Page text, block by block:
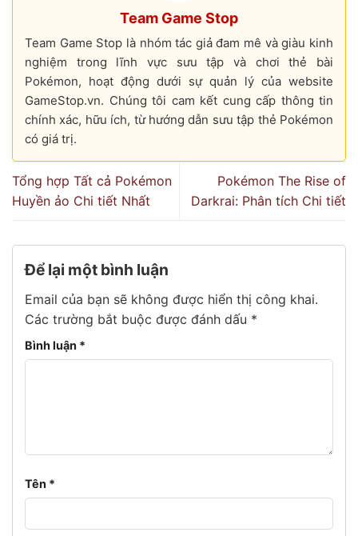
Team Game Stop
Team Game Stop là nhóm tác giả đam mê và giàu kinh
nghiệm trong lĩnh vực sưu tập và chơi thẻ bài
Pokémon, hoạt động dưới sự quản lý của website
GameStop.vn. Chúng tôi cam kết cung cấp thông tin
chính xác, hữu ích, từ hướng dẫn sưu tập thẻ Pokémon
có giá trị.
Tổng hợp Tất cả Pokémon
Huyền ảo Chi tiết Nhất
Pokémon The Rise of
Darkrai: Phân tích Chi tiết
Để lại một bình luận
Email của bạn sẽ không được hiển thị công khai.
Các trường bắt buộc được đánh dấu *
Bình luận *
Tên *